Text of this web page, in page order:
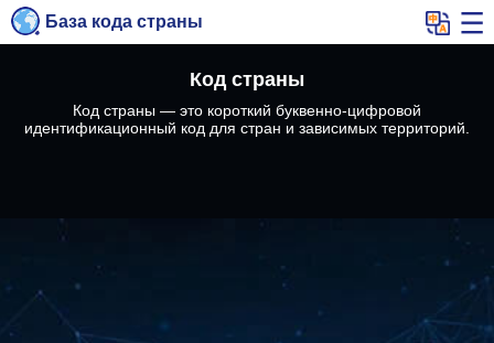
База кода страны
Код страны
Код страны — это короткий буквенно-цифровой
идентификационный код для стран и зависимых территорий.